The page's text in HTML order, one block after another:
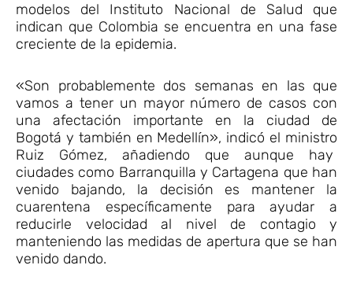
modelos del Instituto Nacional de Salud que
indican que Colombia se encuentra en una fase
creciente de la epidemia.
«Son probablemente dos semanas en las que
vamos a tener un mayor número de casos con
una afectación importante en la ciudad de
Bogotá y también en Medellín», indicó el ministro
Ruiz Gómez, añadiendo que aunque hay
ciudades como Barranquilla y Cartagena que han
venido bajando, la decisión es mantener la
cuarentena específicamente para ayudar a
reducirle velocidad al nivel de contagio y
manteniendo las medidas de apertura que se han
venido dando.